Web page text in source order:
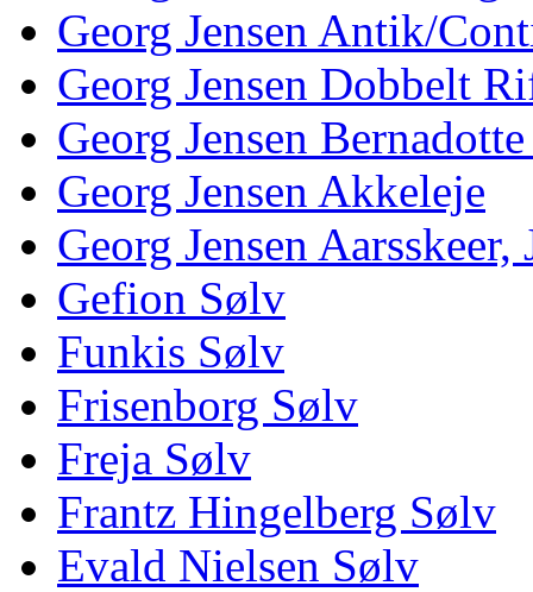
Georg Jensen Antik/
Georg Jensen Dobbelt
Georg Jensen
Georg Jensen Akkeleje
Georg Jensen
Gefion Sølv
Funkis Sølv
Frisenborg Sølv
Freja Sølv
Frantz Hingelberg Sølv
Evald Nielsen Sølv